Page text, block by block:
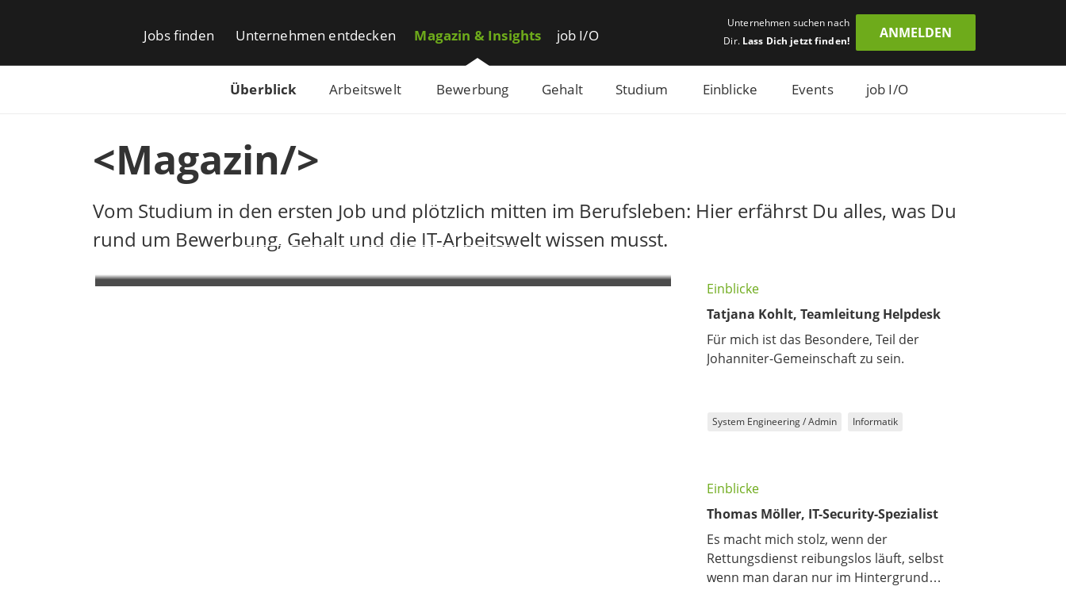
Jobs finden Unternehmen entdecken Magazin & Insights
Überblick Arbeitswelt Bewerbung Gehalt Studium Einblicke Events job I/O
job I/O
Unternehmen suchen nach
Dir. Lass Dich jetzt finden!
ANMELDEN
<Magazin/>
Vom Studium in den ersten Job und plötzlich mitten im Berufsleben: Hier erfährst Du alles, was Du
rund um Bewerbung, Gehalt und die IT-Arbeitswelt wissen musst.
IT-Arbeitsmarkt 2026
Einblicke
Tatjana Kohlt, Teamleitung Helpdesk
Für mich ist das Besondere, Teil der
Johanniter-Gemeinschaft zu sein.
System Engineering / Admin Informatik
Einblicke
Thomas Möller, IT-Security-Spezialist
Es macht mich stolz, wenn der
Rettungsdienst reibungslos läuft, selbst
wenn man daran nur im Hintergrund